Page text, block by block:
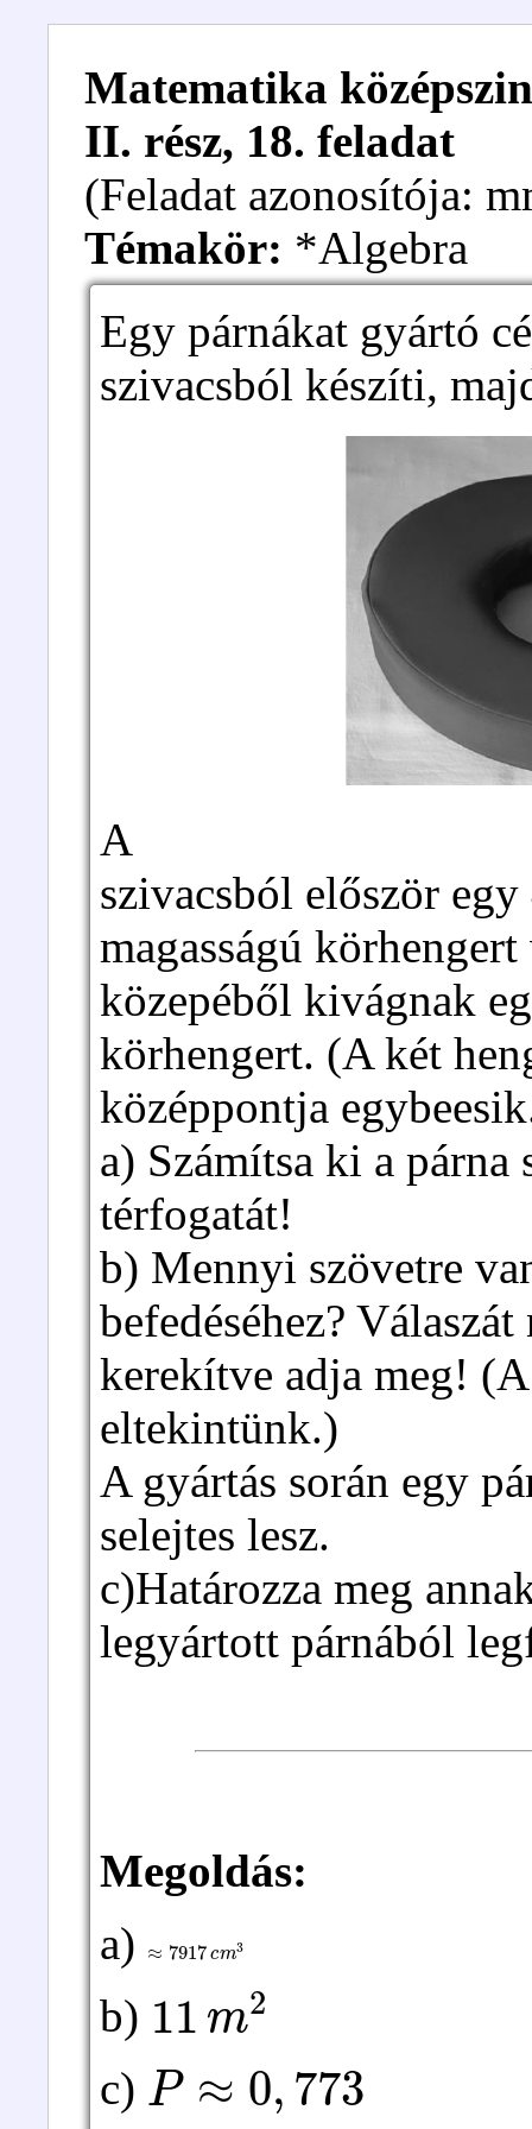
Matematika
II. rész, 18. feladat
(Feladat azonosítója:
Témakör: *Algebra
Egy párnákat gyártó
szivacsból készíti,
A
szivacsból először
magasságú
közepéből kivágnak
körhengert. (A két
középpontja
a) Számítsa ki a párna
térfogatát!
b) Mennyi szövetre
befedéséhez?
kerekítve adja meg!
eltekintünk.)
A gyártás során egy
selejtes lesz.
c)Határozza meg
legyártott párnából
Megoldás:
a)
7917c
b) 11 2
c) P≈ 773